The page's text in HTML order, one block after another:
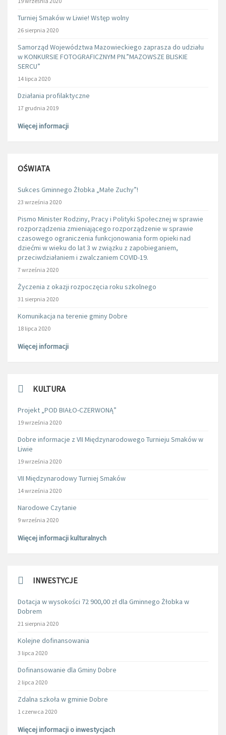
Turniej Smaków w Liwie! Wstęp wolny
26 sierpnia 2020
Samorząd Województwa Mazowieckiego zaprasza do udziału
w KONKURSIE FOTOGRAFICZNYM PN.”MAZOWSZE BLISKIE
SERCU”
14 lipca 2020
Działania profilaktyczne
17 grudnia 2019
Więcej informacji
OŚWIATA
Sukces Gminnego Żłobka „Małe Zuchy”!
23 września 2020
Pismo Minister Rodziny, Pracy i Polityki Społecznej w sprawie
rozporządzenia zmieniającego rozporządzenie w sprawie
czasowego ograniczenia funkcjonowania form opieki nad
dziećmi w wieku do lat 3 w związku z zapobieganiem,
przeciwdziałaniem i zwalczaniem COVID-19.
7 września 2020
Życzenia z okazji rozpoczęcia roku szkolnego
31 sierpnia 2020
Komunikacja na terenie gminy Dobre
18 lipca 2020
Więcej informacji
KULTURA
Projekt „POD BIAŁO-CZERWONĄ”
19 września 2020
Dobre informacje z VII Międzynarodowego Turnieju Smaków w
Liwie
19 września 2020
VII Międzynarodowy Turniej Smaków
14 września 2020
Narodowe Czytanie
9 września 2020
Więcej informacji kulturalnych
INWESTYCJE
Dotacja w wysokości 72 900,00 zł dla Gminnego Żłobka w
Dobrem
21 sierpnia 2020
Kolejne dofinansowania
3 lipca 2020
Dofinansowanie dla Gminy Dobre
2 lipca 2020
Zdalna szkoła w gminie Dobre
1 czerwca 2020
Więcej informacji o inwestycjach